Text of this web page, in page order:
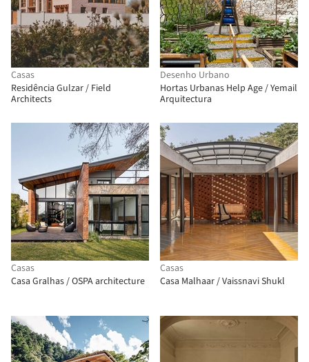
Casas
Residência Gulzar / Field
Architects
Desenho Urbano
Hortas Urbanas Help Age / Yemail
Arquitectura
Casas
Casa Gralhas / OSPA architecture
Casas
Casa Malhaar / Vaissnavi Shukl